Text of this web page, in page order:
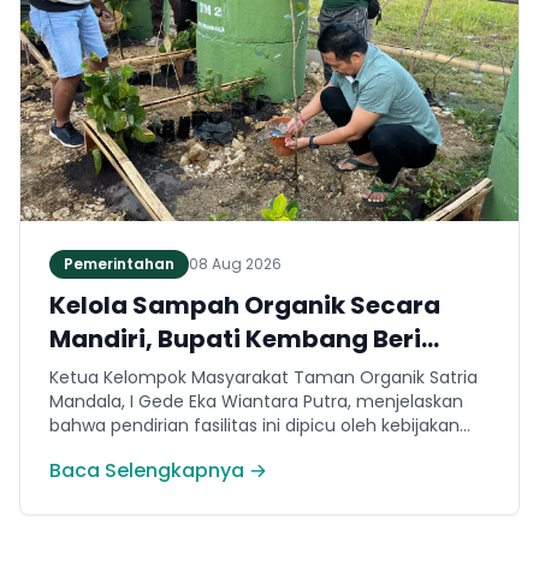
Pemerintahan 08 Aug 2026
Kelola Sampah Organik Secara
Mandiri, Bupati Kembang Beri
Apresiasi Tinggi Warga Sri
Mandala
Ketua Kelompok Masyarakat Taman Organik Satria
Mandala, I Gede Eka Wiantara Putra, menjelaskan
bahwa pendirian fasilitas ini dipicu oleh kebijakan
2026.
Baca Selengkapnya →